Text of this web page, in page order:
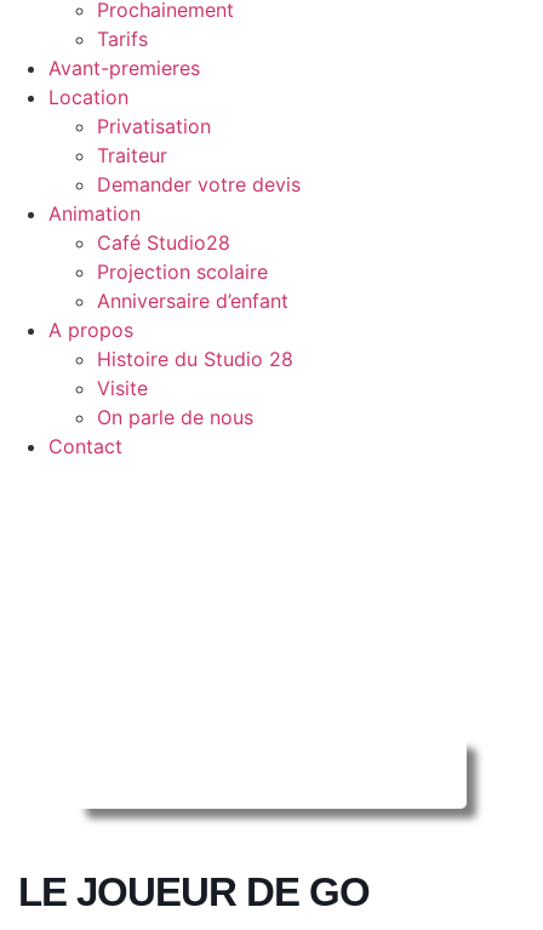
Prochainement
Tarifs
Avant-premieres
Location
Privatisation
Traiteur
Demander votre devis
Animation
Café Studio28
Projection scolaire
Anniversaire d’enfant
A propos
Histoire du Studio 28
Visite
On parle de nous
Contact
LE JOUEUR DE GO